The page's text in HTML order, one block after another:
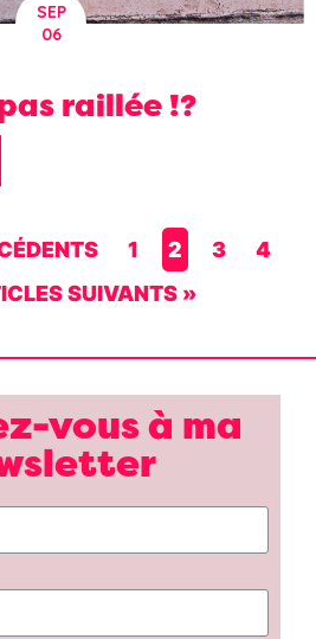
SEP
06
raillée !?
1 2 3
4
SUIVANTS »
vous à ma